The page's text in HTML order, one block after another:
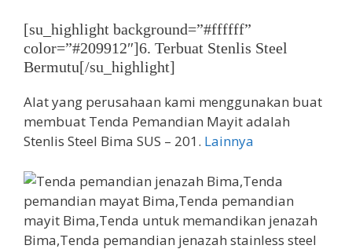
[su_highlight background=”#ffffff”
color=”#209912″]6. Terbuat Stenlis Steel
Bermutu[/su_highlight]
Alat yang perusahaan kami menggunakan buat
membuat Tenda Pemandian Mayit adalah
Stenlis Steel Bima SUS – 201. Lainnya